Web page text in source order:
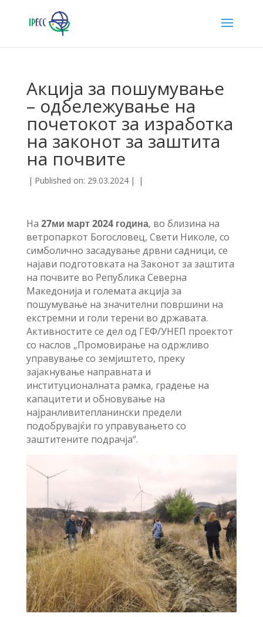
Акција за пошумување
– одбележување на
почетокот за изработка
на законот за заштита
на почвите
| Published on: 29.03.2024 | |
На 27ми март 2024 година, во близина на
ветропаркот Богословец, Свети Николе, со
симболично засадување дрвни садници, се
најави подготовката на Законот за заштита
на почвите во Република Северна
Македонија и големата акција за
пошумување на значителни површини на
екстремни и голи терени во државата.
Активностите се дел од ГЕФ/УНЕП проектот
со наслов „Промовирање на одржливо
управување со земјиштето, преку
зајакнување направната и
институционалната рамка, градење на
капацитети и обновување на
најранливитепланински предели
подобрувајќи го управувањето со
заштитените подрачја“.